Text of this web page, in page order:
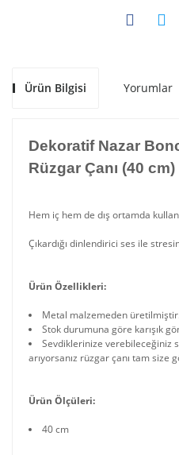
Ürün Bilgisi Yorumlar
Dekoratif Nazar
Rüzgar Çanı (40 cm)
Hem iç hem de dış ortamda
Çıkardığı dinlendirici ses ile
Ürün Özellikleri:
Metal malzemeden
Stok durumuna göre karışık
Sevdiklerinize verebileceğiniz
arıyorsanız rüzgar çanı tam size
Ürün Ölçüleri:
40 cm